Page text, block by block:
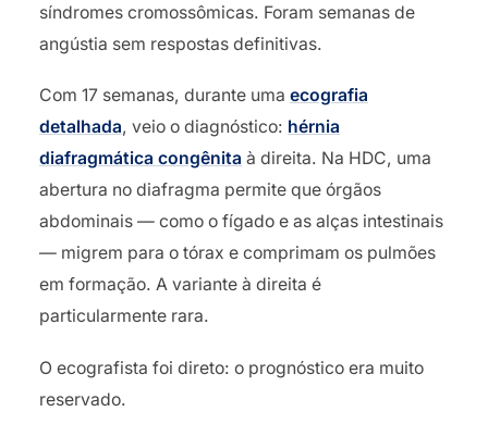
síndromes cromossômicas. Foram semanas de
angústia sem respostas definitivas.
Com 17 semanas, durante uma ecografia
detalhada, veio o diagnóstico: hérnia
diafragmática congênita à direita. Na HDC, uma
abertura no diafragma permite que órgãos
abdominais — como o fígado e as alças intestinais
— migrem para o tórax e comprimam os pulmões
em formação. A variante à direita é
particularmente rara.
O ecografista foi direto: o prognóstico era muito
reservado.